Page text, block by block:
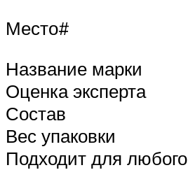
Место#
Название марки
Оценка эксперта
Состав
Вес упаковки
Подходит для